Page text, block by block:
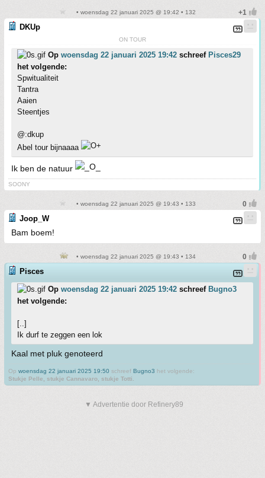
• woensdag 22 januari 2025 @ 19:42 • 132
DKUp
ON TOUR
Op woensdag 22 januari 2025 19:42 schreef Pisces29
het volgende:
Spwitualiteit
Tantra
Aaien
Steentjes
@:dkup
Abel tour bijnaaaa
Ik ben de natuur
SOONY
• woensdag 22 januari 2025 @ 19:43 • 133
Joop_W
Bam boem!
• woensdag 22 januari 2025 @ 19:43 • 134
Pisces
Op woensdag 22 januari 2025 19:42 schreef Bugno3
het volgende:
[..]
Ik durf te zeggen een lok
Kaal met pluk genoteerd
Op woensdag 22 januari 2025 19:50 schreef Bugno3 het volgende:
Stukje Pelle, stukje Cannavaro, stukje Totti.
▼ Advertentie door Refinery89